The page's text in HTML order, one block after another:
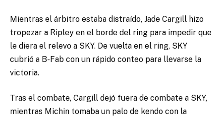
Mientras el árbitro estaba distraído, Jade Cargill hizo
tropezar a Ripley en el borde del ring para impedir que
le diera el relevo a SKY. De vuelta en el ring, SKY
cubrió a B-Fab con un rápido conteo para llevarse la
victoria.
Tras el combate, Cargill dejó fuera de combate a SKY,
mientras Michin tomaba un palo de kendo con la